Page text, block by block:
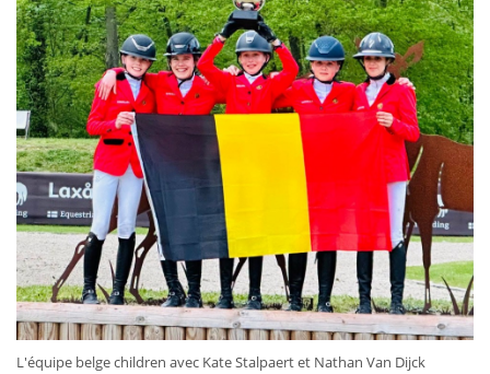
L'équipe belge children avec Kate Stalpaert et Nathan Van Dijck